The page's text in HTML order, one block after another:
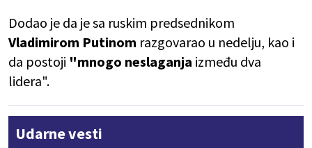
Dodao je da je sa ruskim predsednikom
Vladimirom Putinom razgovarao u nedelju, kao i
da postoji "mnogo neslaganja između dva
lidera".
Udarne vesti